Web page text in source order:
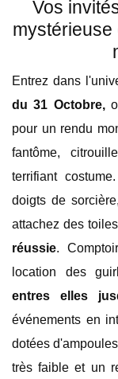
Vos
mystérieuse
Entrez dans
du 31 Octobre,
pour un rendu
fantôme,
terrifiant
doigts de
attachez des
réussie.
location des
entres elles
événements en
dotées
très faible et un